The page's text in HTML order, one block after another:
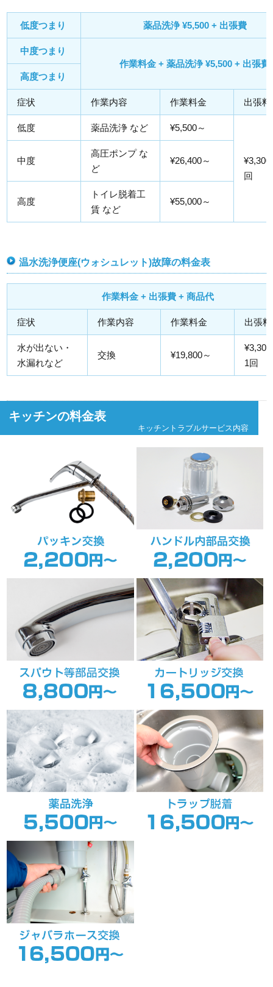
低度つまり 薬品洗浄 ¥5,500 + 出張費
中度つまり
作業料金 + 薬品洗浄 ¥5,500 + 出張費
高度つまり
症状 作業内容 作業料金 出張
低度 薬品洗浄 など ¥5,500～
回
中度
高圧ポンプ な
ど
¥26,400～
高度
トイレ脱着工
賃 など
¥55,000～
温水洗浄便座(ウォシュレット)故障の料金表
作業料金 + 出張費 + 商品代
症状 作業内容 作業料金 出張
水が出ない・
水漏れなど
交換 ¥19,800～
1回
キッチンの料金表
キッチントラブルサービス内容